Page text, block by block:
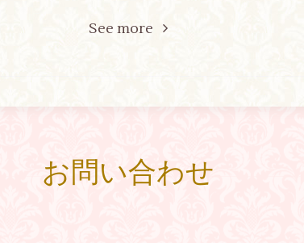
See more
お問い合わせ